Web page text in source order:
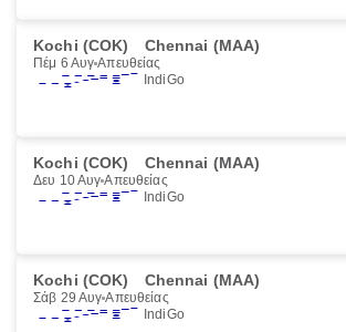
Kochi (COK) Chennai (MAA)
Πέμ 6 Αυγ Απευθείας
IndiGo
Kochi (COK) Chennai (MAA)
Δευ 10 Αυγ Απευθείας
IndiGo
Kochi (COK) Chennai (MAA)
Σάβ 29 Αυγ Απευθείας
IndiGo